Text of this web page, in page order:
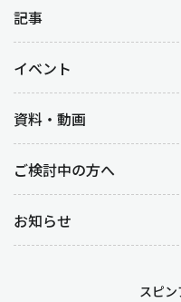
記事
イベント
資料・動画
ご検討中の方へ
お知らせ
スピ